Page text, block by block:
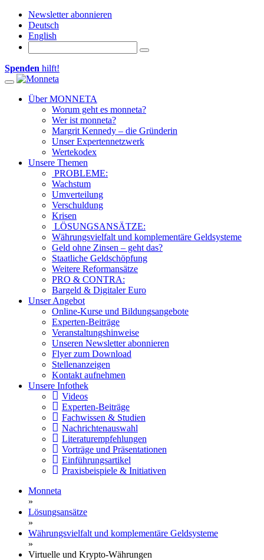
Newsletter abonnieren
Deutsch
English
Spenden hilft!
Toggle navigation
Über MONNETA
Worum geht es monneta?
Wer ist monneta?
Margrit Kennedy – die Gründerin
Unser Expertennetzwerk
Wertekodex
Unsere Themen
PROBLEME:
Wachstum
Umverteilung
Verschuldung
Krisen
LÖSUNGSANSÄTZE:
Währungsvielfalt und komplementäre Geldsysteme
Geld ohne Zinsen – geht das?
Staatliche Geldschöpfung
Weitere Reformansätze
PRO & CONTRA:
Bargeld & Digitaler Euro
Unser Angebot
Online-Kurse und Bildungsangebote
Experten-Beiträge
Veranstaltungshinweise
Unseren Newsletter abonnieren
Flyer zum Download
Stellenanzeigen
Kontakt aufnehmen
Unsere Infothek
Videos
Experten-Beiträge
Fachwissen & Studien
Nachrichtenauswahl
Literaturempfehlungen
Vorträge und Präsentationen
Einführungsartikel
Praxisbeispiele & Initiativen
Monneta
»
Lösungsansätze
»
Währungsvielfalt und komplementäre Geldsysteme
»
Virtuelle und Krypto-Währungen